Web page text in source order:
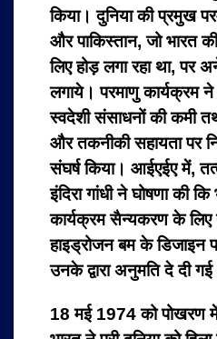
किया। दुनिया की प्रमुख
और पाकिस्तान, जो भारत
लिए होड़ लगा रहा था, पर
लगाये। परमाणु कार्यक्रम
स्वदेशी संसाधनों की कमी
और तकनीकी सहायता पर
संघर्ष किया। आईएईए में,
इंदिरा गांधी ने घोषणा की
कार्यक्रम सैन्यकरण के लिए
हाइड्रोजन बम के डिजाइन
उनके द्वारा अनुमति दे दी गई
18 मई 1974 को पोखरण में